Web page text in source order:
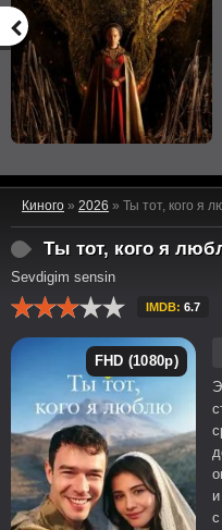
Киного » 2026 » Ты тот, кого я
Ты тот, кого я
Sevdigim sensin
IMDB: 6.7
FHD (1080p)